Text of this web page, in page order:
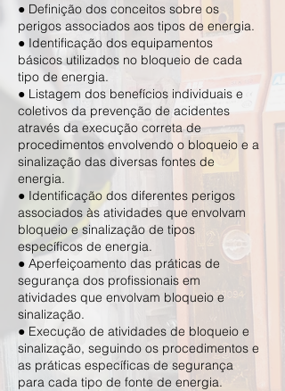
● Definição dos conceitos sobre os
perigos associados aos tipos de energia.
● Identificação dos equipamentos
básicos utilizados no bloqueio de cada
tipo de energia.
● Listagem dos benefícios individuais e
coletivos da prevenção de acidentes
através da execução correta de
procedimentos envolvendo o bloqueio e a
sinalização das diversas fontes de
energia.
● Identificação dos diferentes perigos
associados às atividades que envolvam
bloqueio e sinalização de tipos
específicos de energia.
● Aperfeiçoamento das práticas de
segurança dos profissionais em
atividades que envolvam bloqueio e
sinalização.
● Execução de atividades de bloqueio e
sinalização, seguindo os procedimentos e
as práticas específicas de segurança
para cada tipo de fonte de energia.